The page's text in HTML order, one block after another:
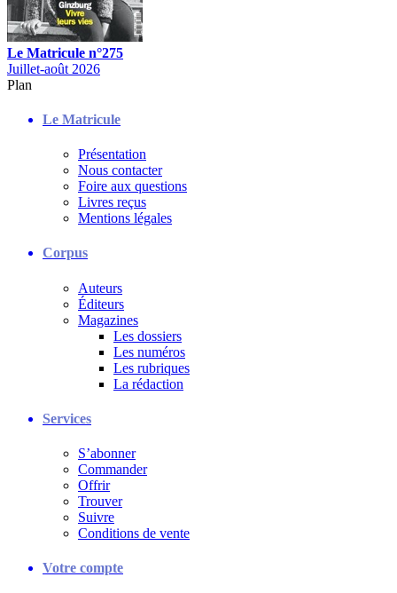
Le Matricule n°275
Juillet-août 2026
Plan
Le Matricule
Présentation
Nous contacter
Foire aux questions
Livres reçus
Mentions légales
Corpus
Auteurs
Éditeurs
Magazines
Les dossiers
Les numéros
Les rubriques
La rédaction
Services
S’abonner
Commander
Offrir
Trouver
Suivre
Conditions de vente
Votre compte